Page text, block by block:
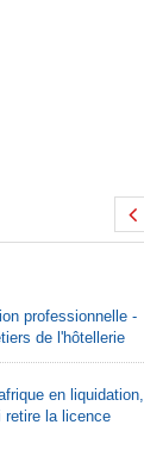
professionnelle -
de l'hôtellerie
en liquidation,
retire la licence